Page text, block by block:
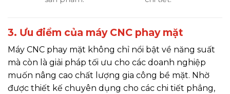
3. Ưu điểm của máy CNC phay mặt
Máy CNC phay mặt không chỉ nổi bật về năng suất
mà còn là giải pháp tối ưu cho các doanh nghiệp
muốn nâng cao chất lượng gia công bề mặt. Nhờ
được thiết kế chuyên dụng cho các chi tiết phẳng,